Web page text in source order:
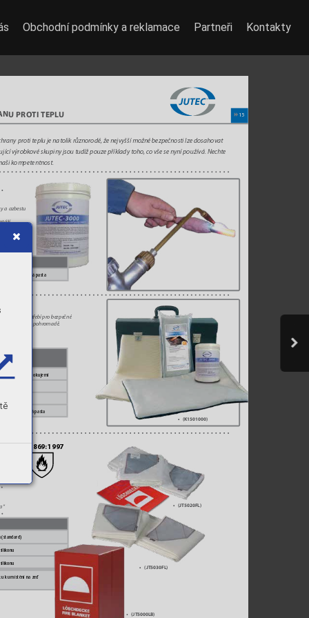
8 15
PROTI TEPLU
ochranná pasta
pracích zapotřebí pro bezpečné
je přehledně  pohromadě.
na ochranu před okujemi
ochranná pasta
a“
(standard)
onu
onu
k umístění na zeď
any proti teplu je natolik různorodé, že nejvyšší možné bezpečnosti lze dosahovat
výrobkové skupiny jsou tudíž pouze příklady toho, co vše se nyní používá. Nechte
kompetentnost.
• (K1501000)
• (JT5020FL)
• (JT5030FL)
• ( JT5000LB)
EN 1869: 1997
Obchodní podmínky a reklamace Partneři Kontakty